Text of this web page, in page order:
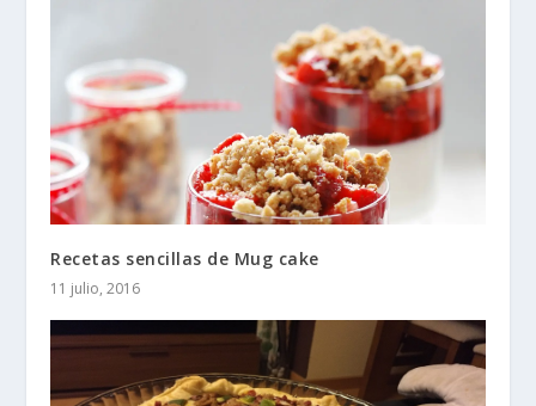
Recetas sencillas de Mug cake
11 julio, 2016